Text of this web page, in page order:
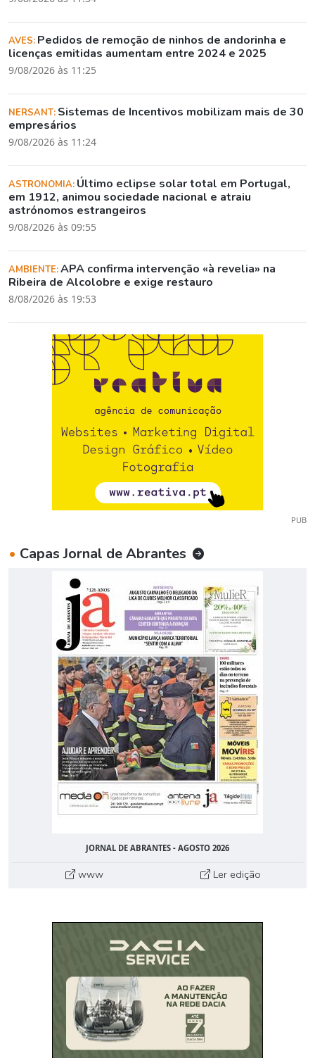
AVES: Pedidos de remoção de ninhos de andorinha e
licenças emitidas aumentam entre 2024 e 2025
9/08/2026 às 11:25
NERSANT: Sistemas de Incentivos mobilizam mais de 30
empresários
9/08/2026 às 11:24
ASTRONOMIA: Último eclipse solar total em Portugal,
em 1912, animou sociedade nacional e atraiu
astrónomos estrangeiros
9/08/2026 às 09:55
AMBIENTE:APA confirma intervenção «à revelia» na
Ribeira de Alcolobre e exige restauro
8/08/2026 às 19:53
PUB
• Capas Jornal de Abrantes
JORNAL DE ABRANTES - AGOSTO 2026
www Ler edição